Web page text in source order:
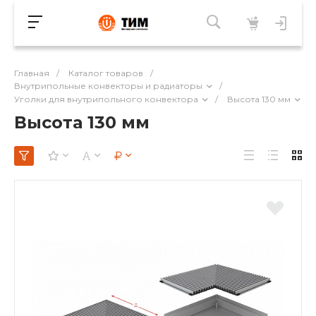
Главная / Каталог товаров
/
Внутрипольные конвекторы и радиаторы
/
Уголки для внутрипольного конвектора
/ Высота 130 мм
Высота 130 мм